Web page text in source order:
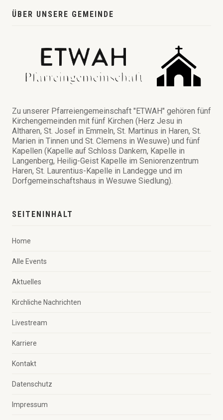
ÜBER UNSERE GEMEINDE
Zu unserer Pfarreiengemeinschaft "ETWAH" gehören fünf
Kirchengemeinden mit fünf Kirchen (Herz Jesu in
Altharen, St. Josef in Emmeln, St. Martinus in Haren, St.
Marien in Tinnen und St. Clemens in Wesuwe) und fünf
Kapellen (Kapelle auf Schloss Dankern, Kapelle in
Langenberg, Heilig-Geist Kapelle im Seniorenzentrum
Haren, St. Laurentius-Kapelle in Landegge und im
Dorfgemeinschaftshaus in Wesuwe Siedlung).
SEITENINHALT
Home
Alle Events
Aktuelles
Kirchliche Nachrichten
Livestream
Karriere
Kontakt
Datenschutz
Impressum